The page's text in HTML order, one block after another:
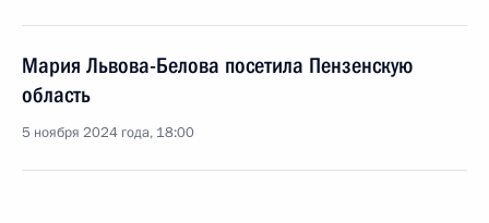
Мария Львова-Белова посетила Пензенскую
область
5 ноября 2024 года, 18:00